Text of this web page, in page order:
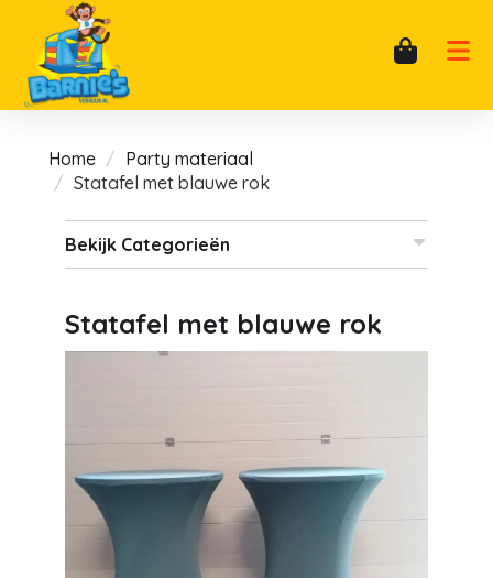
Home
Party materiaal
Statafel met blauwe rok
Bekijk Categorieën
Statafel met blauwe rok